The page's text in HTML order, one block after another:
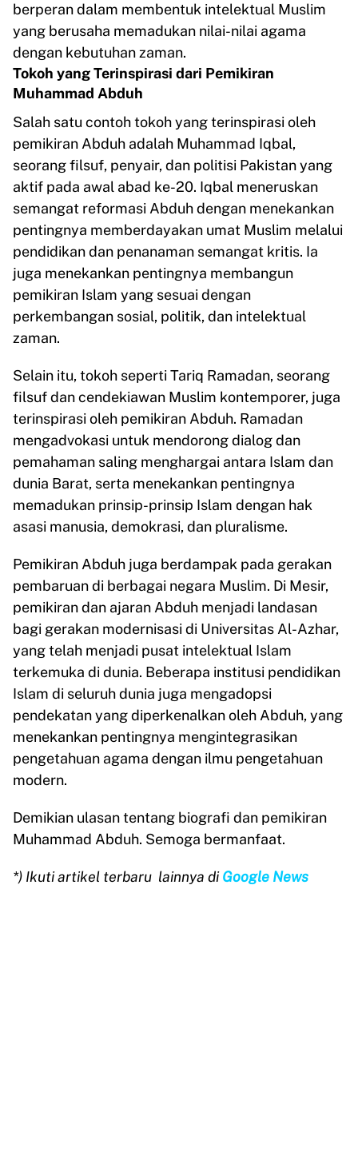
berperan dalam membentuk intelektual Muslim
yang berusaha memadukan nilai-nilai agama
dengan kebutuhan zaman.
Tokoh yang Terinspirasi dari Pemikiran
Muhammad Abduh
Salah satu contoh tokoh yang terinspirasi oleh
pemikiran Abduh adalah Muhammad Iqbal,
seorang filsuf, penyair, dan politisi Pakistan yang
aktif pada awal abad ke-20. Iqbal meneruskan
semangat reformasi Abduh dengan menekankan
pentingnya memberdayakan umat Muslim melalui
pendidikan dan penanaman semangat kritis. Ia
juga menekankan pentingnya membangun
pemikiran Islam yang sesuai dengan
perkembangan sosial, politik, dan intelektual
zaman.
Selain itu, tokoh seperti Tariq Ramadan, seorang
filsuf dan cendekiawan Muslim kontemporer, juga
terinspirasi oleh pemikiran Abduh. Ramadan
mengadvokasi untuk mendorong dialog dan
pemahaman saling menghargai antara Islam dan
dunia Barat, serta menekankan pentingnya
memadukan prinsip-prinsip Islam dengan hak
asasi manusia, demokrasi, dan pluralisme.
Pemikiran Abduh juga berdampak pada gerakan
pembaruan di berbagai negara Muslim. Di Mesir,
pemikiran dan ajaran Abduh menjadi landasan
bagi gerakan modernisasi di Universitas Al-Azhar,
yang telah menjadi pusat intelektual Islam
terkemuka di dunia. Beberapa institusi pendidikan
Islam di seluruh dunia juga mengadopsi
pendekatan yang diperkenalkan oleh Abduh, yang
menekankan pentingnya mengintegrasikan
pengetahuan agama dengan ilmu pengetahuan
modern.
Demikian ulasan tentang biografi dan pemikiran
Muhammad Abduh. Semoga bermanfaat.
*) Ikuti artikel terbaru lainnya diGoogle News